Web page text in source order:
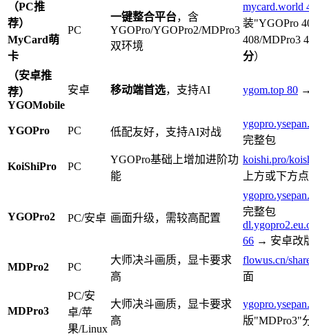
（PC推
荐）
MyCard萌
卡
PC
一键整合平台，含
YGOPro/YGOPro2/MDPro3
双环境
mycard.world
装"YGOPro
408/MDPro3
分）
（安卓推
荐）
YGOMobile
安卓 移动端首选，支持AI ygom.top 80
YGOPro PC 低配友好，支持AI对战
完整包
KoiShiPro PC
YGOPro基础上增加进阶功
能
koishi.pro/
上方或下方
YGOPro2 PC/安卓 画面升级，需较高配置
完整包
66 → 安卓改
MDPro2 PC
大师决斗画质，显卡要求
高
flowus.cn/
面
MDPro3
PC/安
卓/苹
果/Linux
大师决斗画质，显卡要求
高
版"MDPro3"